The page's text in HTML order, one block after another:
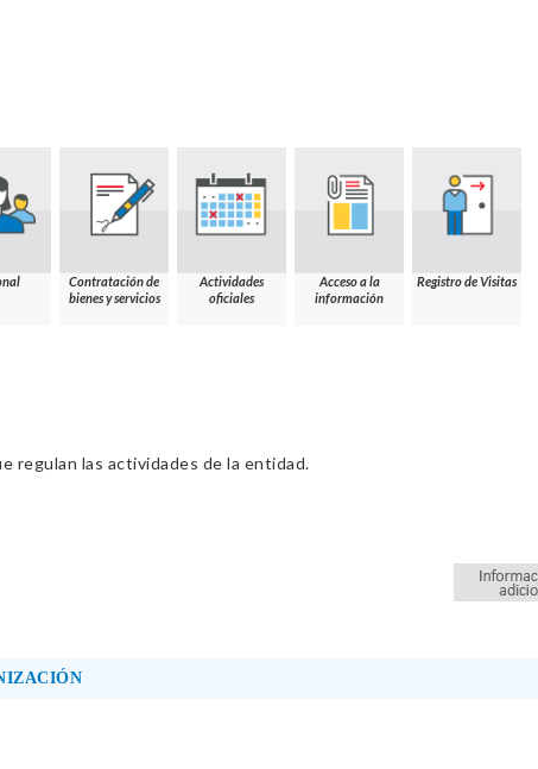
Contratación de
bienes y servicios
Actividades
oficiales
Acceso a la
información
Registro de Visitas
regulan las actividades de la entidad.